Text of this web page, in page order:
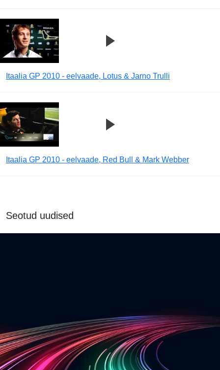
Itaalia GP 2010 - eelvaade, Lotus & Jarno Trulli
Itaalia GP 2010 - eelvaade, Red Bull & Mark Webber
Seotud uudised